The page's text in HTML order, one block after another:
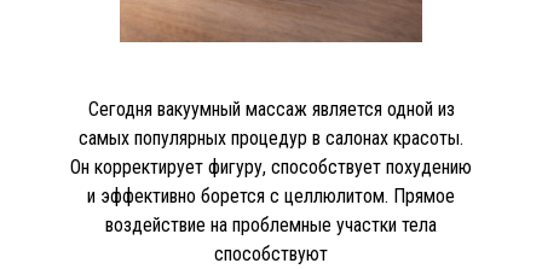
Сегодня вакуумный массаж является одной из
самых популярных процедур в салонах красоты.
Он корректирует фигуру, способствует похудению
и эффективно борется с целлюлитом. Прямое
воздействие на проблемные участки тела
способствуют